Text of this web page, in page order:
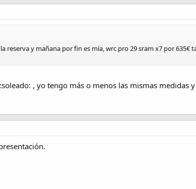
reserva y mañana por fin es mía, wrc pro 29 sram x7 por 635€
, yo tengo más o menos las mismas medidas